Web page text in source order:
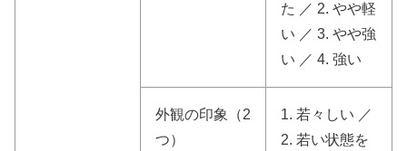
た ／ 2. やや軽
い ／ 3. やや強
い ／ 4. 強い
外観の印象（2
つ）
1. 若々しい ／
2. 若い状態を